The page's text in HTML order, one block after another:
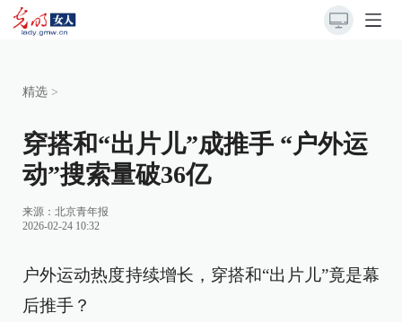
精选 >
穿搭和“出片儿”成推手 “户外运
动”搜索量破36亿
来源： 北京青年报
2026-02-24 10:32
户外运动热度持续增长，穿搭和“出片儿”竟是幕
后推手？